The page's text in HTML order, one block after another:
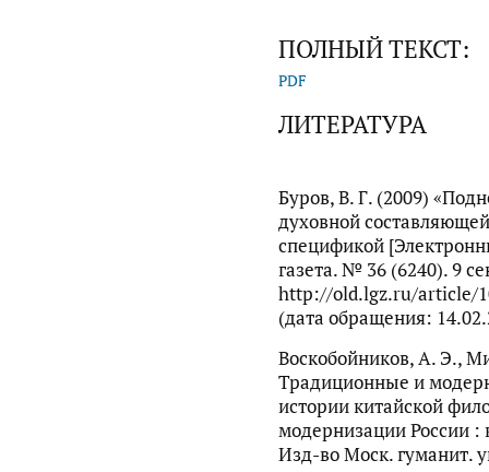
ПОЛНЫЙ ТЕКСТ:
PDF
ЛИТЕРАТУРА
Буров, В. Г. (2009)
духовной
спецификой
газета. № 36 (6240). 9
http://old.lgz.ru/article/
(дата обращения:
Воскобойников, А. Э.,
Традиционные и
истории китайской
модернизации России :
Изд-во Моск. гуманит.